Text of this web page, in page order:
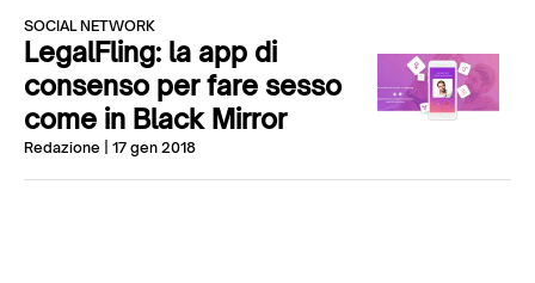
SOCIAL NETWORK
LegalFling: la app di
consenso per fare sesso
come in Black Mirror
Redazione | 17 gen 2018